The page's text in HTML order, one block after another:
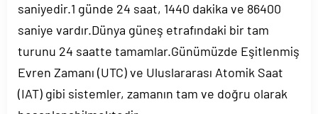
saniyedir.1 günde 24 saat, 1440 dakika ve 86400
saniye vardır.Dünya güneş etrafındaki bir tam
turunu 24 saatte tamamlar.Günümüzde Eşitlenmiş
Evren Zamanı (UTC) ve Uluslararası Atomik Saat
(IAT) gibi sistemler, zamanın tam ve doğru olarak